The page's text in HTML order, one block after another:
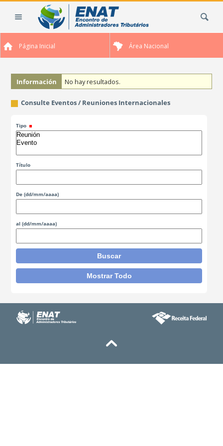
Página Inicial Área Nacional
Información No hay resultados.
Consulte Eventos / Reuniones Internacionales
Tipo
Título
De (dd/mm/aaaa)
al (dd/mm/aaaa)